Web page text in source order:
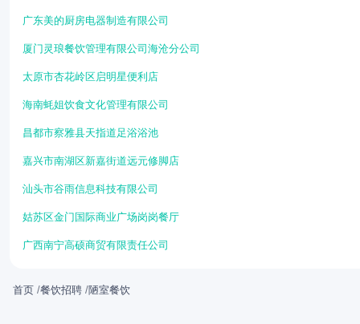
广东美的厨房电器制造有限公司
厦门灵琅餐饮管理有限公司海沧分公司
太原市杏花岭区启明星便利店
海南蚝姐饮食文化管理有限公司
昌都市察雅县天指道足浴浴池
嘉兴市南湖区新嘉街道远元修脚店
汕头市谷雨信息科技有限公司
姑苏区金门国际商业广场岗岗餐厅
广西南宁高硕商贸有限责任公司
首页 /餐饮招聘 /陋室餐饮